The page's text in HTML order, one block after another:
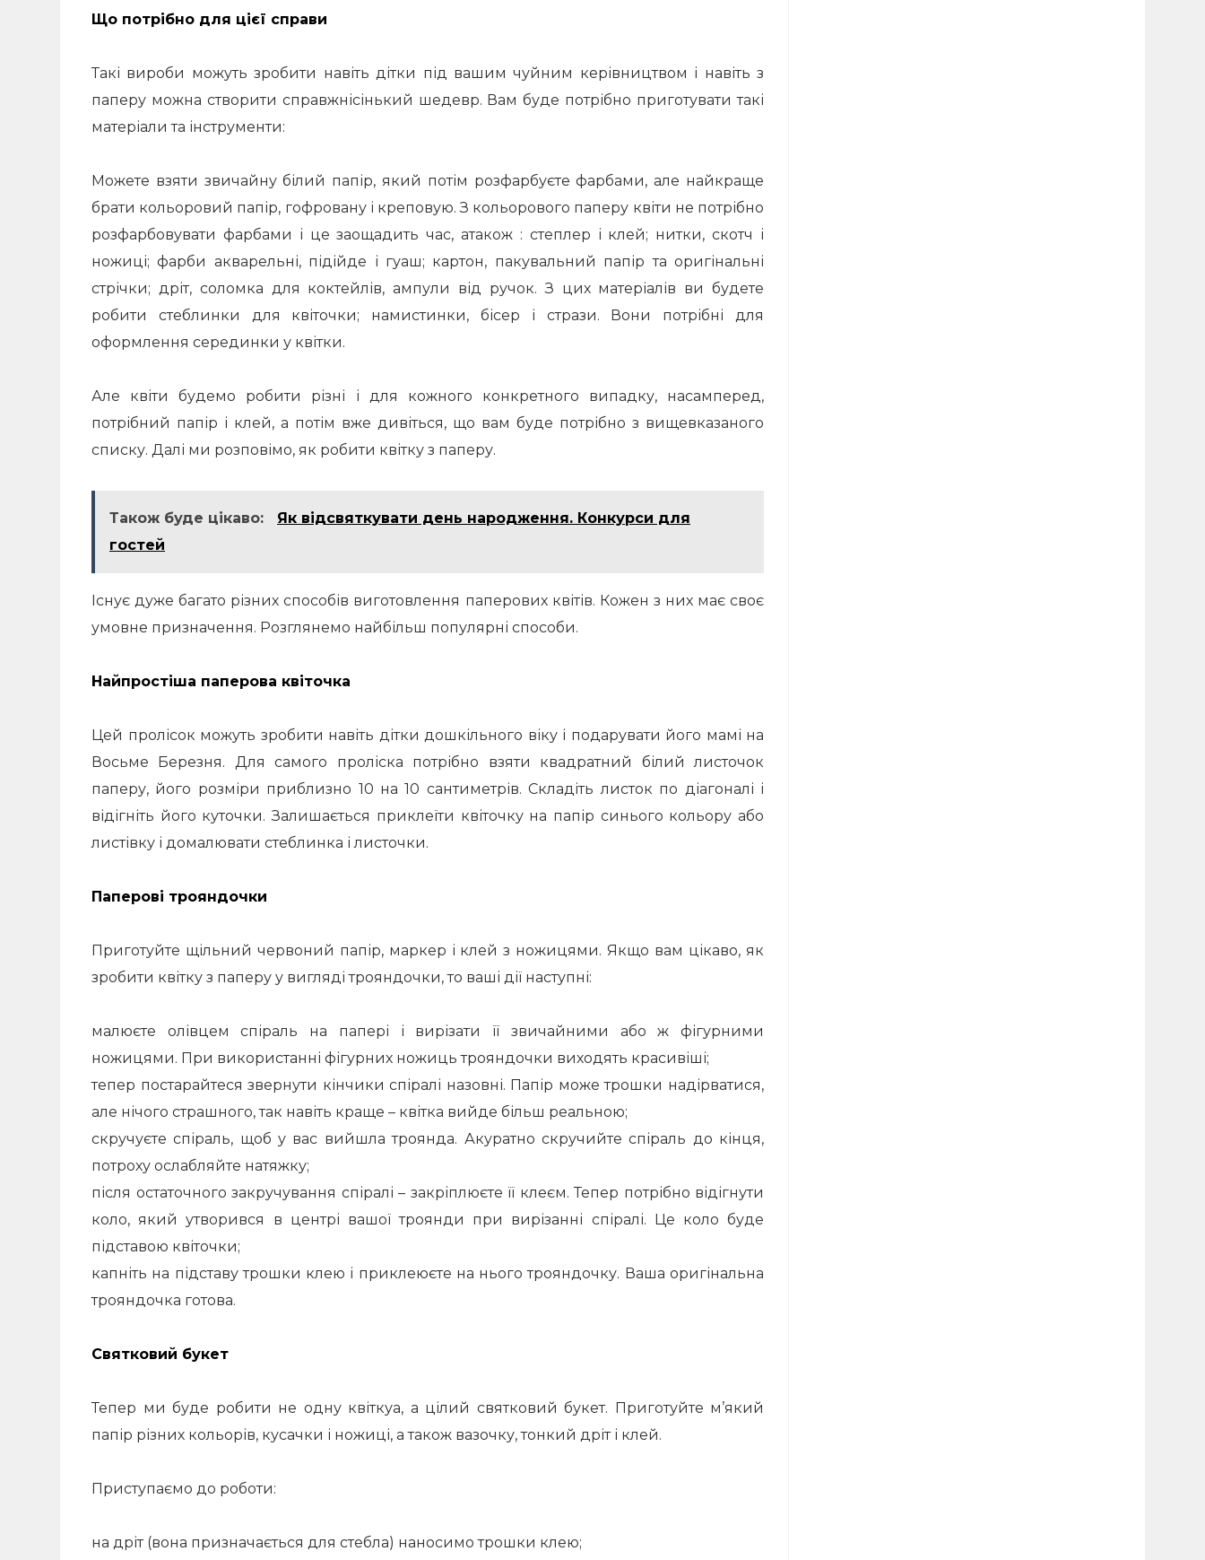
Що потрібно для цієї справи
Такі вироби можуть зробити навіть дітки під вашим чуйним керівництвом і навіть з
паперу можна створити справжнісінький шедевр. Вам буде потрібно приготувати такі
матеріали та інструменти:
Можете взяти звичайну білий папір, який потім розфарбуєте фарбами, але найкраще
брати кольоровий папір, гофровану і креповую. З кольорового паперу квіти не потрібно
розфарбовувати фарбами і це заощадить час, атакож : степлер і клей; нитки, скотч і
ножиці;фарби акварельні, підійде і гуаш; картон, пакувальний папір та оригінальні
стрічки; дріт, соломка для коктейлів, ампули від ручок. З цих матеріалів ви будете
робити стеблинки для квіточки; намистинки, бісер і стрази. Вони потрібні для
оформлення серединки у квітки.
Але квіти будемо робити різні і для кожного конкретного випадку, насамперед,
потрібний папір і клей, а потім вже дивіться, що вам буде потрібно з вищевказаного
списку. Далі ми розповімо, як робити квітку з паперу.
Також буде цікаво:
Як відсвяткувати день народження. Конкурси для
гостей
Існує дуже багато різних способів виготовлення паперових квітів. Кожен з них має своє
умовне призначення. Розглянемо найбільш популярні способи.
Найпростіша паперова квіточка
Цей пролісок можуть зробити навіть дітки дошкільного віку і подарувати його мамі на
Восьме Березня. Для самого проліска потрібно взяти квадратний білий листочок
паперу, його розміри приблизно 10 на 10 сантиметрів. Складіть листок по діагоналі і
відігніть його куточки. Залишається приклеїти квіточку на папір синього кольору або
листівку і домалювати стеблинка і листочки.
Паперові трояндочки
Приготуйте щільний червоний папір, маркер і клей з ножицями. Якщо вам цікаво, як
зробити квітку з паперу у вигляді трояндочки, то ваші дії наступні:
малюєте олівцем спіраль на папері і вирізати її звичайними або ж фігурними
ножицями. При використанні фігурних ножиць трояндочки виходять красивіші;
тепер постарайтеся звернути кінчики спіралі назовні. Папір може трошки надірватися,
але нічого страшного, так навіть краще – квітка вийде більш реальною;
скручуєте спіраль, щоб у вас вийшла троянда. Акуратно скручийте спіраль до кінця,
потроху ослабляйте натяжку;
після остаточного закручування спіралі – закріплюєте її клеєм. Тепер потрібно відігнути
коло, який утворився в центрі вашої троянди при вирізанні спіралі. Це коло буде
підставою квіточки;
капніть на підставу трошки клею і приклеюєте на нього трояндочку. Ваша оригінальна
трояндочка готова.
Святковий букет
Тепер ми буде робити не одну квіткуа, а цілий святковий букет. Приготуйте м’який
папір різних кольорів, кусачки і ножиці, а також вазочку, тонкий дріт і клей.
Приступаємо до роботи:
на дріт (вона призначається для стебла) наносимо трошки клею;